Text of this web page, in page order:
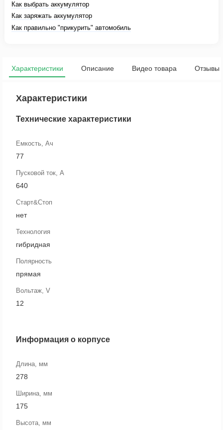
Как выбрать аккумулятор
Как заряжать аккумулятор
Как правильно "прикурить" автомобиль
Характеристики Описание Видео товара Отзывы
Характеристики
Технические характеристики
Емкость, Ач
77
Пусковой ток, А
640
Старт&Стоп
нет
Технология
гибридная
Полярность
прямая
Вольтаж, V
12
Информация о корпусе
Длина, мм
278
Ширина, мм
175
Высота, мм